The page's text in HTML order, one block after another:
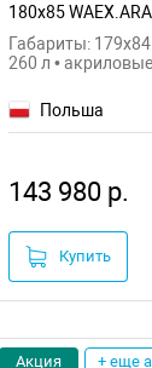
180x85
Габариты:
260 л •
Польша
143 980 р.
Купить
Акция + еще